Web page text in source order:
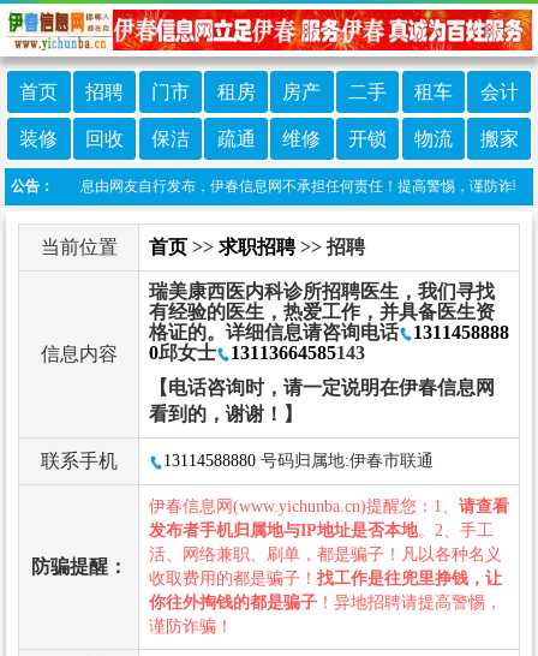
首页 招聘 门市 租房 房产 二手 租车 会计
装修 回收 保洁 疏通 维修 开锁 物流 搬家
公告：
本栏目信息由网友自行发布，伊春信息网不承担任何责任！提高警惕，谨防诈骗！
当前位置 首页 >> 求职招聘>> 招聘
信息内容
瑞美康西医内科诊所招聘医生，我们寻找
有经验的医生，热爱工作，并具备医生资
格证的。详细信息请咨询电话
1311458888
0邱女士 13113664585143
【电话咨询时，请一定说明在伊春信息网
看到的，谢谢！】
联系手机 13114588880 号码归属地:伊春市联通
防骗提醒：
伊春信息网(www.yichunba.cn)提醒您：1、 请查看
发布者手机归属地与IP地址是否本地。2、手工
活、网络兼职、刷单，都是骗子！凡以各种名义
收取费用的都是骗子！ 找工作是往兜里挣钱，让
你往外掏钱的都是骗子 ！异地招聘请提高警惕，
谨防诈骗！